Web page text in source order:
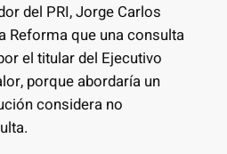
del PRI, Jorge Carlos
Reforma que una consulta
el titular del Ejecutivo
porque abordaría un
considera no